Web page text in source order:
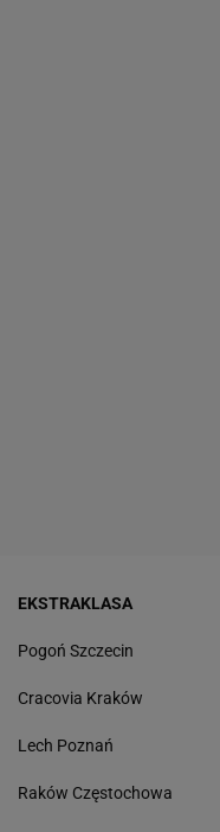
EKSTRAKLASA
Pogoń Szczecin
Cracovia Kraków
Lech Poznań
Raków Częstochowa